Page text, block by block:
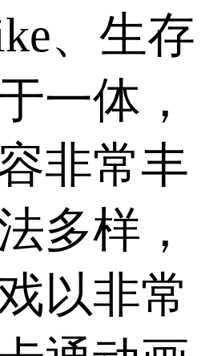
、生存
一体，
非常丰
多样，
以非常